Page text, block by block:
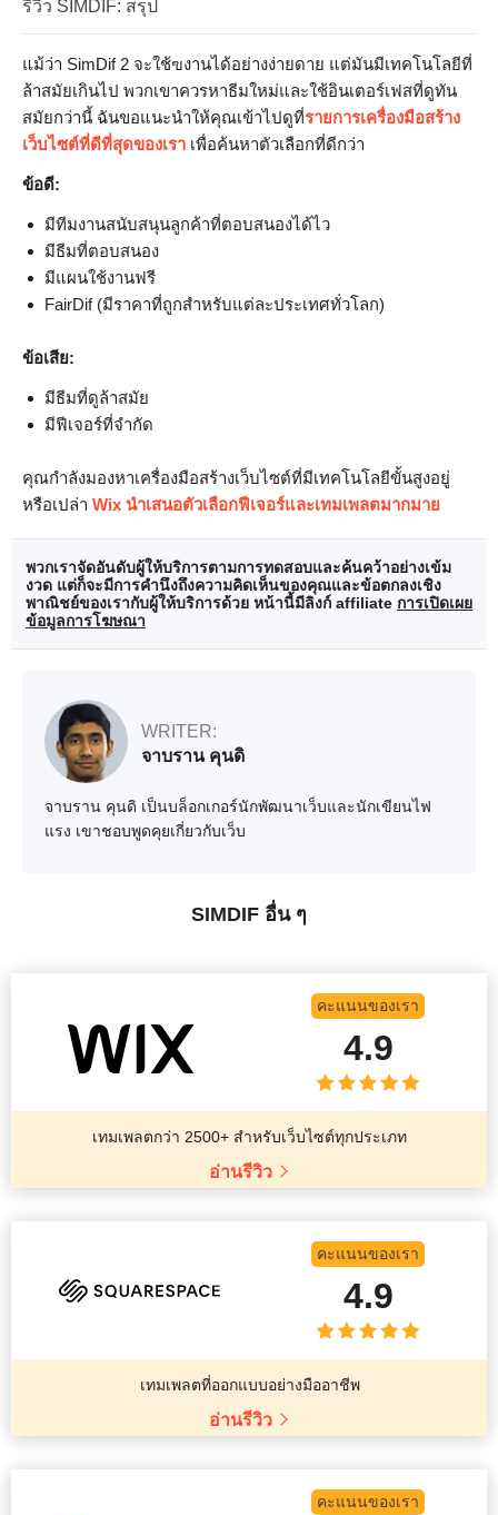
รีวิว SIMDIF: สรุป
แม้ว่า SimDif 2 จะใช้ฃงานได้อย่างง่ายดาย แต่มันมีเทคโนโลยีที่
ล้าสมัยเกินไป พวกเขาควรหาธีมใหม่และใช้อินเตอร์เฟสที่ดูทัน
สมัยกว่านี้ ฉันขอแนะนำให้คุณเข้าไปดูที่รายการเครื่องมือสร้าง
เว็บไซต์ที่ดีที่สุดของเรา เพื่อค้นหาตัวเลือกที่ดีกว่า
ข้อดี:
มีทีมงานสนับสนุนลูกค้าที่ตอบสนองได้ไว
มีธีมที่ตอบสนอง
มีแผนใช้งานฟรี
FairDif (มีราคาที่ถูกสำหรับแต่ละประเทศทั่วโลก)
ข้อเสีย:
มีธีมที่ดูล้าสมัย
มีฟีเจอร์ที่จำกัด
คุณกำลังมองหาเครื่องมือสร้างเว็บไซต์ที่มีเทคโนโลยีขั้นสูงอยู่
หรือเปล่า Wix นำเสนอตัวเลือกฟีเจอร์และเทมเพลตมากมาย
พวกเราจัดอันดับผู้ให้บริการตามการทดสอบและค้นคว้าอย่างเข้ม
งวด แต่ก็จะมีการคำนึงถึงความคิดเห็นของคุณและข้อตกลงเชิง
พาณิชย์ของเรากับผู้ให้บริการด้วย หน้านี้มีลิงก์ affiliate การเปิดเผย
ข้อมูลการโฆษณา
WRITER:
จาบราน คุนดิ
จาบราน คุนดิ เป็นบล็อกเกอร์นักพัฒนาเว็บและนักเขียนไฟ
แรง เขาชอบพูดคุยเกี่ยวกับเว็บ
SIMDIF อื่น ๆ
คะแนนของเรา
4.9
เทมเพลตกว่า 2500+ สำหรับเว็บไซต์ทุกประเภท
อ่านรีวิว
คะแนนของเรา
4.9
เทมเพลตที่ออกแบบอย่างมืออาชีพ
อ่านรีวิว
คะแนนของเรา